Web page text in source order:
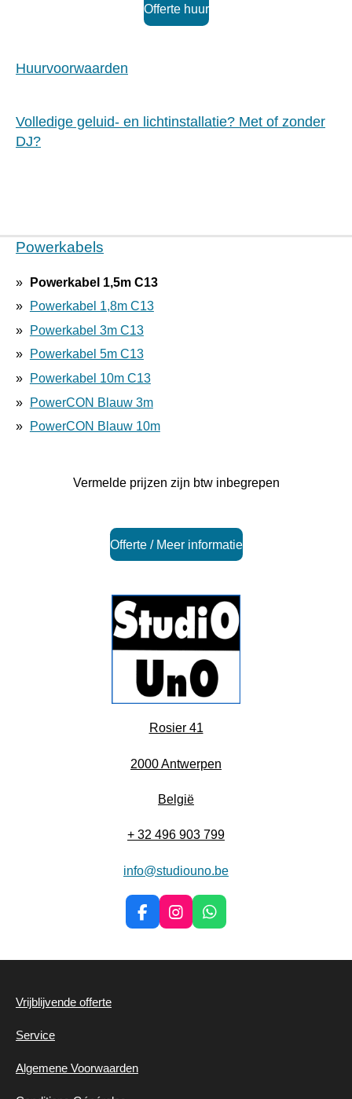
Offerte huur
Huurvoorwaarden
Volledige geluid- en lichtinstallatie? Met of zonder
DJ?
Powerkabels
Powerkabel 1,5m C13
Powerkabel 1,8m C13
Powerkabel 3m C13
Powerkabel 5m C13
Powerkabel 10m C13
PowerCON Blauw 3m
PowerCON Blauw 10m
Vermelde prijzen zijn btw inbegrepen
Offerte / Meer informatie
Rosier 41
2000 Antwerpen
België
+ 32 496 903 799
info@studiouno.be
F
a
e
I
n
t
W
h
t
Vrijblijvende offerte
Service
Algemene Voorwaarden